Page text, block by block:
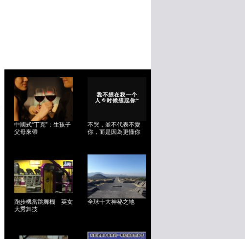
中國式“丁克”：生孩子
父母來帶
不哭，並不代表不愛
你，而是因為更懂你
跑步機當跳舞機 英女
大秀舞技
全球十大神秘之地